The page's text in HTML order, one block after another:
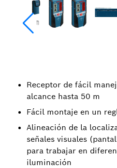
Receptor de fácil
alcance hasta 50 m
Fácil montaje en un
Alineación de la
señales visuales
para trabajar en
iluminación